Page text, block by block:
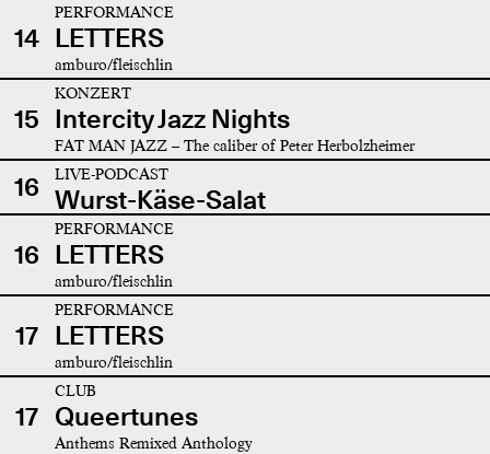
14
PERFORMANCE
LETTERS
amburo/fleischlin
15
KONZERT
Intercity Jazz Nights
FAT MAN JAZZ – The caliber of Peter Herbolzheimer
16 LIVE-PODCAST
Wurst-Käse-Salat
16
PERFORMANCE
LETTERS
amburo/fleischlin
17
PERFORMANCE
LETTERS
amburo/fleischlin
17
CLUB
Queertunes
Anthems Remixed Anthology